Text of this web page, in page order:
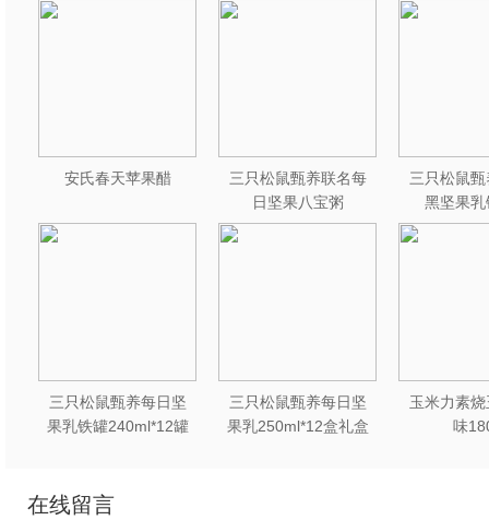
安氏春天苹果醋
三只松鼠甄养联名每
日坚果八宝粥
330g*12罐礼盒装
三只松鼠
黑坚果乳
240ml*20
三只松鼠甄养每日坚
果乳铁罐240ml*12罐
三只松鼠甄养每日坚
果乳250ml*12盒礼盒
玉米力素
味
在线留言